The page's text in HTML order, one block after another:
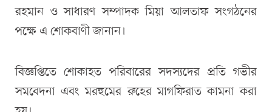
রহমান ও সাধারণ সম্পাদক মিয়া আলতাফ সংগঠনের
পক্ষে এ শোকবাণী জানান।
বিজ্ঞপ্তিতে শোকাহত পরিবারের সদস্যদের প্রতি গভীর
সমবেদনা এবং মরহুমের রুহের মাগফিরাত কামনা করা